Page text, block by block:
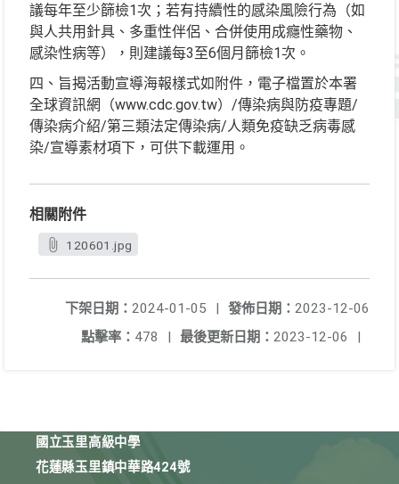
議每年至少篩檢1次；若有持續性的感染風險行為（如
與人共用針具、多重性伴侶、合併使用成癮性藥物、
感染性病等），則建議每3至6個月篩檢1次。
四、旨揭活動宣導海報樣式如附件，電子檔置於本署
全球資訊網（www.cdc.gov.tw）/傳染病與防疫專題/
傳染病介紹/第三類法定傳染病/人類免疫缺乏病毒感
染/宣導素材項下，可供下載運用。
相關附件
120601.jpg
發佈日期： 2023-12-06
下架日期： 2024-01-05
|
最後更新日期： 2023-12-06 |
點擊率： 478 |
國立玉里高級中學
花蓮縣玉里鎮中華路424號